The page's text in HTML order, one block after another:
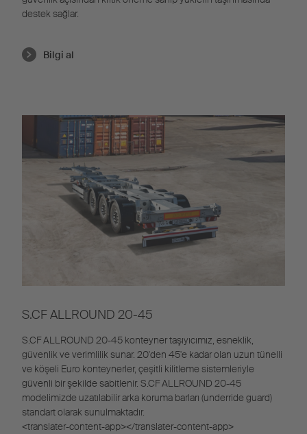
destek sağlar.
Bilgi al
S.CF ALLROUND 20-45
S.CF ALLROUND 20-45 konteyner taşıyıcımız, esneklik,
güvenlik ve verimlilik sunar. 20'den 45'e kadar olan uzun tünelli
ve köşeli Euro konteynerler, çeşitli kilitleme sistemleriyle
güvenli bir şekilde sabitlenir. S.CF ALLROUND 20-45
modelimizde uzatılabilir arka koruma barları (underrideguard)
standart olarak sunulmaktadır.
<translater-content-app></translater-content-app>